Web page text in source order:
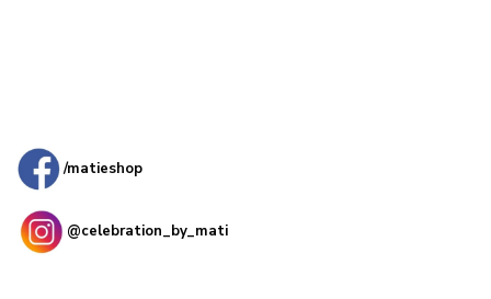
/matieshop
@celebration_by_mati